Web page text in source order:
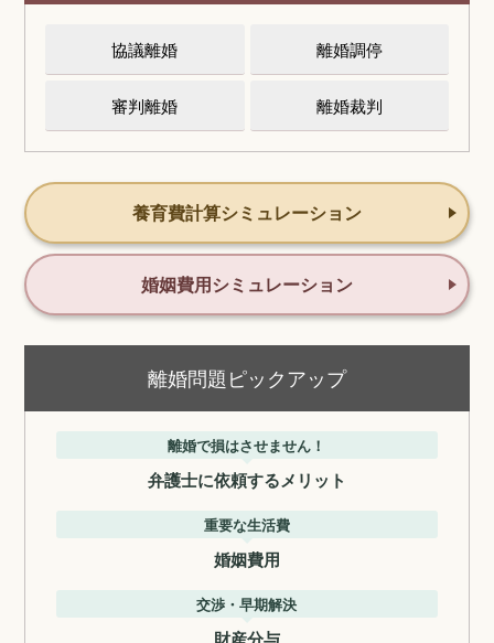
協議離婚 離婚調停
審判離婚 離婚裁判
養育費計算シミュレーション
婚姻費用シミュレーション
離婚問題ピックアップ
離婚で損はさせません！
弁護士に依頼するメリット
重要な生活費
婚姻費用
交渉・早期解決